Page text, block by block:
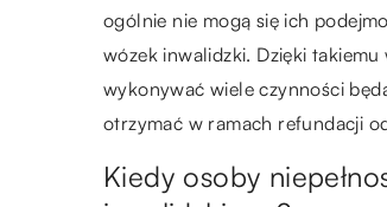
ogólnie nie mogą się ich
wózek inwalidzki. Dzięki
wykonywać wiele czynności
otrzymać w ramach refundacji
Kiedy osoby